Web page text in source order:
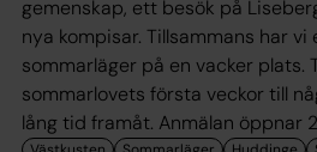
gemenskap, ett besök på
nya kompisar. Tillsammans har
sommarläger på en vacker plats.
sommarlovets första veckor till
lång tid framåt. Anmälan öppnar